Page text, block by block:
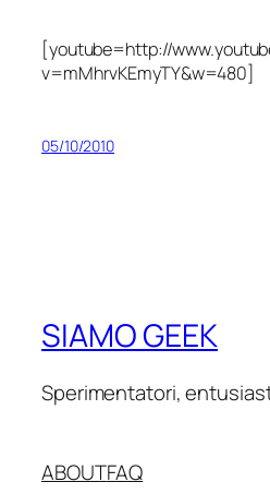
[youtube=http://
v=mMhrvKEmyTY&w=480]
05/10/2010
SIAMO GEEK
Sperimentatori,
ABOUTFAQ